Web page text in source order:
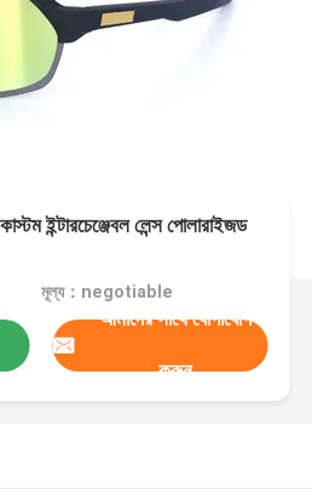
ইন্টারচেঞ্জেবল লেন্স পোলারাইজড
মূল্য：negotiable
আমাদের সাথে যোগাযোগ
করুন